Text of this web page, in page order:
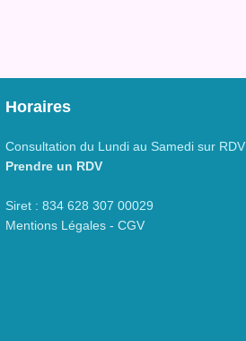
Horaires
Consultation du Lundi au Samedi sur RDV
Prendre un RDV
Siret : 834 628 307 00029
Mentions Légales - CGV